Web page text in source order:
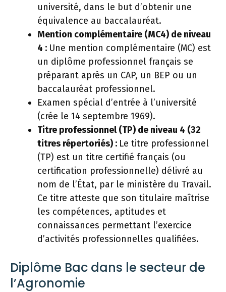
université, dans le but d’obtenir une
équivalence au baccalauréat.
Mention complémentaire (MC4) de niveau
4 : Une mention complémentaire (MC) est
un diplôme professionnel français se
préparant après un CAP, un BEP ou un
baccalauréat professionnel.
Examen spécial d’entrée à l’université
(crée le 14 septembre 1969).
Titre professionnel (TP) de niveau 4 (32
titres répertoriés) : Le titre professionnel
(TP) est un titre certifié français (ou
certification professionnelle) délivré au
nom de l’État, par le ministère du Travail.
Ce titre atteste que son titulaire maîtrise
les compétences, aptitudes et
connaissances permettant l’exercice
d’activités professionnelles qualifiées.
Diplôme Bac dans le secteur de
l’Agronomie